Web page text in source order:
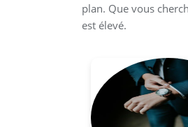
plan. Que vous
est élevé.